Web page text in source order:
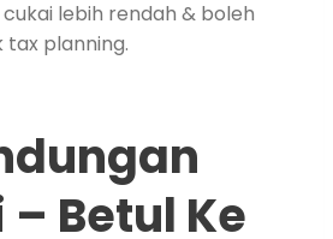
lebih rendah & boleh
planning.
Betul Ke